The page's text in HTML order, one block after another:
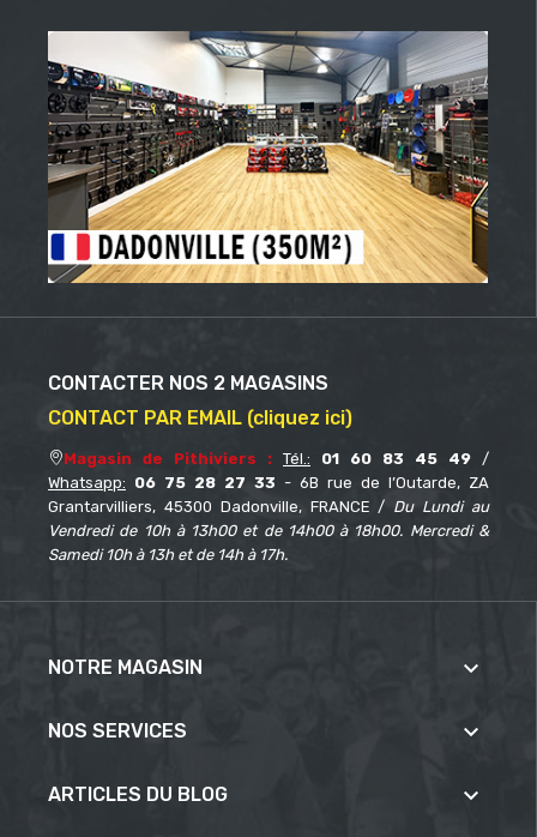
CONTACTER NOS 2 MAGASINS
CONTACT PAR EMAIL (cliquez ici)
Magasin de Pithiviers : Tél.: 01 60 83 45 49 /
Whatsapp: 06 75 28 27 33 - 6B rue de l’Outarde, ZA
Grantarvilliers, 45300 Dadonville, FRANCE / Du Lundi au
Vendredi de 10h à 13h00 et de 14h00 à 18h00. Mercredi &
Samedi 10h à 13h et de 14h à 17h.
NOTRE MAGASIN 
NOS SERVICES 
ARTICLES DU BLOG 